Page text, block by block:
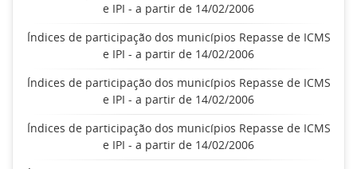
e IPI - a partir de 14/02/2006
Índices de participação dos municípios Repasse de ICMS
e IPI - a partir de 14/02/2006
Índices de participação dos municípios Repasse de ICMS
e IPI - a partir de 14/02/2006
Índices de participação dos municípios Repasse de ICMS
e IPI - a partir de 14/02/2006